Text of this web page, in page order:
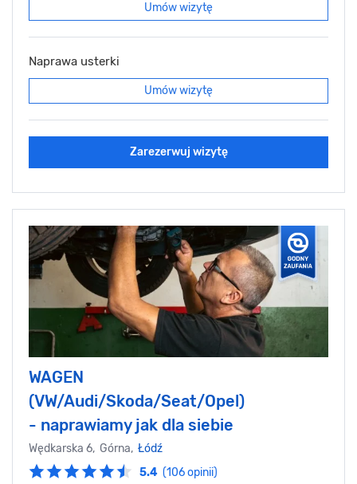
Umów wizytę
Naprawa usterki
Umów wizytę
Zarezerwuj wizytę
WAGEN
(VW/Audi/Skoda/Seat/Opel)
- naprawiamy jak dla siebie
Wędkarska 6, Górna, Łódź
5.4 (106 opinii)